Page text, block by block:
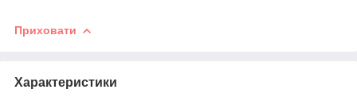
Приховати
Характеристики